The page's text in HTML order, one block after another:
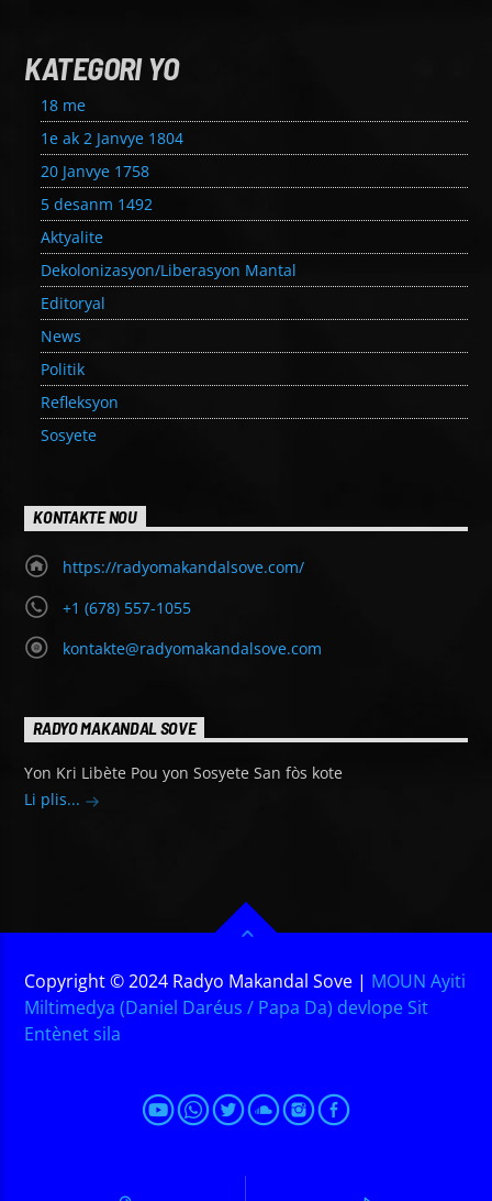
KATEGORI YO
18 me
1e ak 2 Janvye 1804
20 Janvye 1758
5 desanm 1492
Aktyalite
Dekolonizasyon/Liberasyon Mantal
Editoryal
News
Politik
Refleksyon
Sosyete
KONTAKTE NOU
https://radyomakandalsove.com/
+1 (678) 557-1055
kontakte@radyomakandalsove.com
RADYO MAKANDAL SOVE
Yon Kri Libète Pou yon Sosyete San fòs kote
Li plis...
Copyright © 2024 Radyo Makandal Sove | MOUN Ayiti
Miltimedya (Daniel Daréus / Papa Da) devlope Sit
Entènet sila